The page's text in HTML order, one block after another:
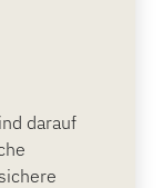
darauf